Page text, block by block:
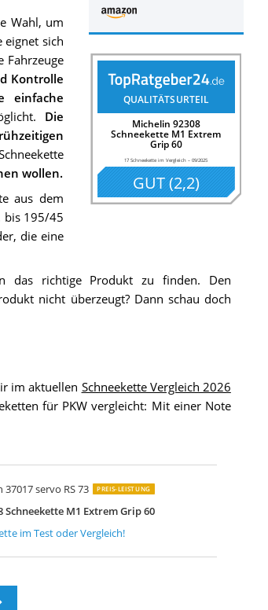
QUALITÄTSURTEIL
Michelin 92308
Schneekette M1 Extrem
Grip 60
17 Schneekette im Vergleich –09/2025
GUT(2,2)
Wahl, um
eignet sich
Fahrzeuge
Kontrolle
einfache
Die
wollen.
aus dem
bis 195/45
die eine
das richtige Produkt zu finden. Den
nicht überzeugt? Dann schau doch
im aktuellen Schneekette Vergleich 2026
für PKW vergleicht: Mit einer Note
servo RS 73 PREIS-LEISTUNG
Schneekette M1 Extrem Grip 60
easy2go
12361 brenta-c 4x4 XMR 79V
37145 servo suv RSV 77
2 Stück
M2 Extrem Grip Automatic 60
88990 snox pro SXP 560
NX3023SuperGrip KN80
GRIP
HUSA100 Easy Grip L13
im Test oder Vergleich!